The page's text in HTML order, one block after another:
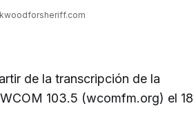
de la transcripción de la
103.5 (wcomfm.org) el 18